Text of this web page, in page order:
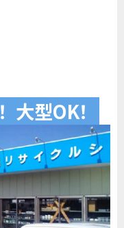
大型OK！